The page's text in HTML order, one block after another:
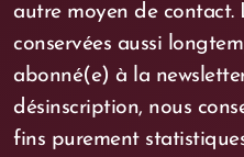
autre moyen de contact.
conservées aussi
abonné(e) à la
désinscription, nous
fins purement